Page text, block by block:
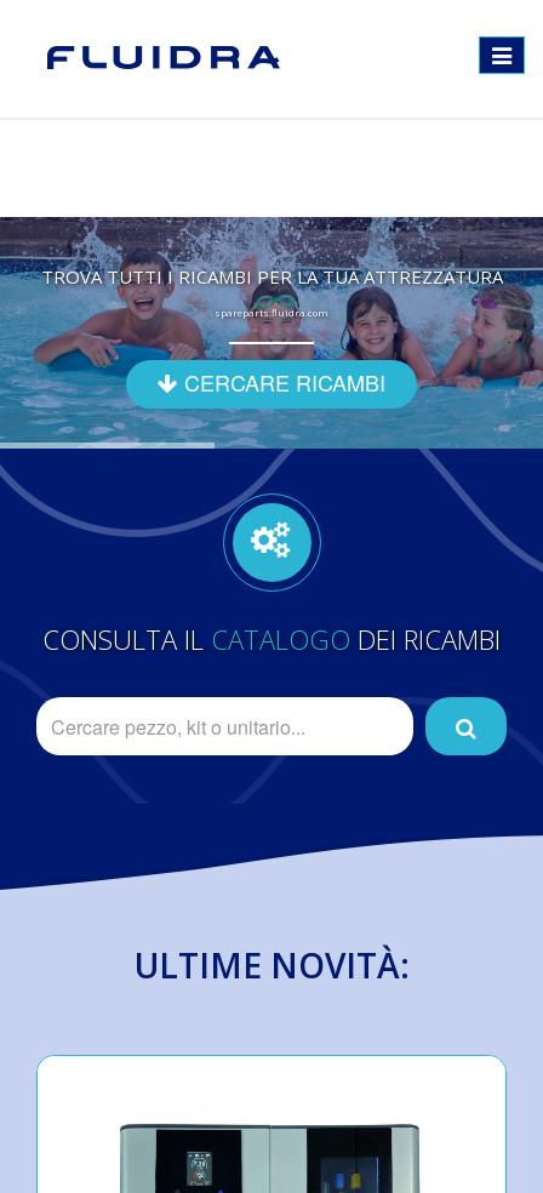
Toggle
TROVA TUTTI I RICAMBI PER LA TUA ATTREZZATURA
spareparts.fluidra.com
CERCARE RICAMBI
CONSULTA IL CATALOGO DEI RICAMBI
ULTIME NOVITÀ: